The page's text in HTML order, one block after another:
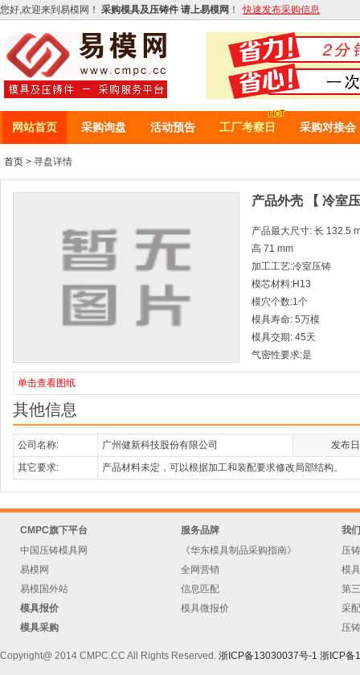
您好,欢迎来到易模网！ 采购模具及压铸件 请上易模网 ！ 快速发布采购信息
网站首页 采购询盘 活动预告 工厂考察日 采购对接会
首页 > 寻盘详情
产品外壳 【 冷室
产品最大尺寸: 长 132.5
高 71 mm
加工工艺:冷室压铸
模芯材料:H13
模穴个数:1个
模具寿命: 5万模
模具交期: 45天
气密性要求:是
单击查看图纸
其他信息
公司名称: 广州健新科技股份有限公司
发布
其它要求:
产品材料未定，可以根据加工和装配要求修改局部结构。
CMPC旗下平台
中国压铸模具网
易模网
易模国外站
模具报价
模具采购
服务品牌
《华东模具制品采购指南》
全网营销
信息匹配
模具微报价
我
压
模
第
采
压
Copyright@ 2014 CMPC.CC All Rights Reserved. 浙ICP备13030037号-1 浙ICP备